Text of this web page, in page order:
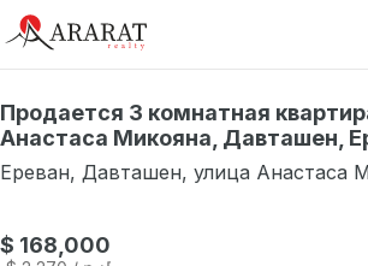
Продается 3 комнатная
Анастаса Микояна, Давташен,
Ереван, Давташен, улица Анастаса
$ 168,000